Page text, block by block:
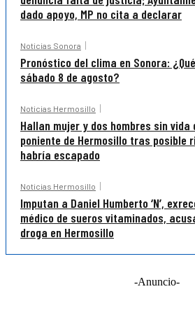
dado apoyo, MP no cita a declarar
Noticias Sonora
Pronóstico del clima en Sonora:
sábado 8 de agosto?
Noticias Hermosillo
Hallan mujer y dos hombres sin
poniente de Hermosillo tras posible
habría escapado
Noticias Hermosillo
Imputan a Daniel Humberto ‘N’,
médico de sueros vitaminados,
droga en Hermosillo
-Anuncio-